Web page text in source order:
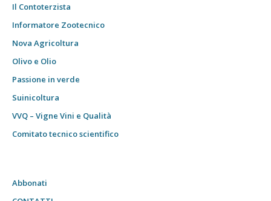
Il Contoterzista
Informatore Zootecnico
Nova Agricoltura
Olivo e Olio
Passione in verde
Suinicoltura
VVQ – Vigne Vini e Qualità
Comitato tecnico scientifico
Abbonati